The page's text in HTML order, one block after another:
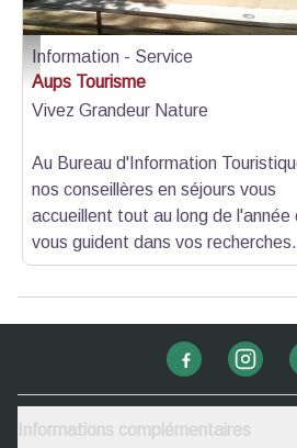
Devanture - LGV Tourisme
Information - Service
Aups Tourisme
Vivez Grandeur Nature
Au Bureau d'Information
nos conseillères en séjours vous
accueillent tout au long de l'année
vous guident dans vos recherches.
Informations complémentaires